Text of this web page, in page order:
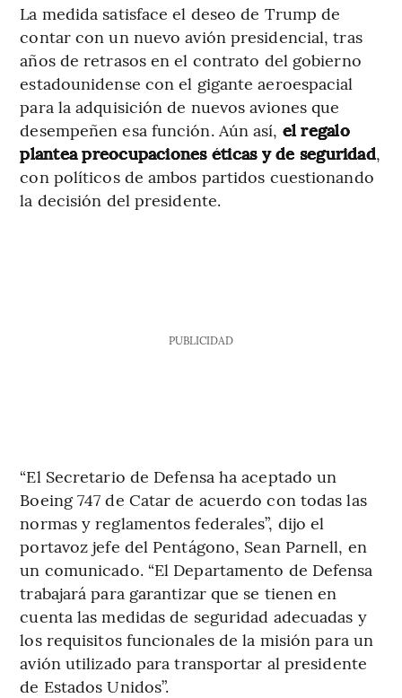
La medida satisface el deseo de Trump de
contar con un nuevo avión presidencial, tras
años de retrasos en el contrato del gobierno
estadounidense con el gigante aeroespacial
para la adquisición de nuevos aviones que
desempeñen esa función. Aún así, el regalo
plantea preocupaciones éticas y de seguridad,
con políticos de ambos partidos cuestionando
la decisión del presidente.
PUBLICIDAD
“El Secretario de Defensa ha aceptado un
Boeing 747 de Catar de acuerdo con todas las
normas y reglamentos federales”, dijo el
portavoz jefe del Pentágono, Sean Parnell, en
un comunicado. “El Departamento de Defensa
trabajará para garantizar que se tienen en
cuenta las medidas de seguridad adecuadas y
los requisitos funcionales de la misión para un
avión utilizado para transportar al presidente
de Estados Unidos”.